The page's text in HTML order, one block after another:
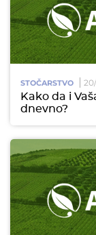
STOČARSTVO
Kako da i
dnevno?